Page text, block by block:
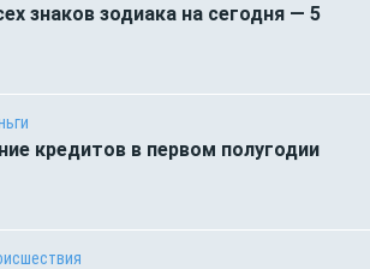
знаков зодиака на сегодня — 5
кредитов в первом полугодии